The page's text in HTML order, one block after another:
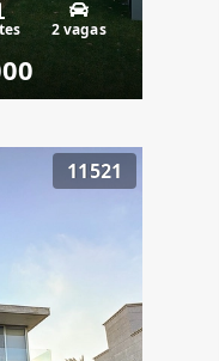
2 vagas
11521